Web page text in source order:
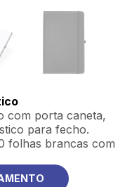
com porta caneta,
para fecho.
folhas brancas com